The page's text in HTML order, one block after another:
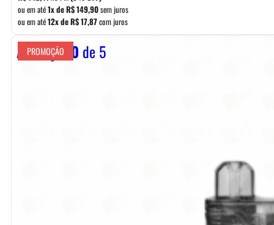
era:
R$ 169,90.
é:
R$ 149,90.
ou em até1x deR$149,90sem juros
ou em até12x deR$17,87com juros
Avaliação 0 de 5
PROMOÇÃO